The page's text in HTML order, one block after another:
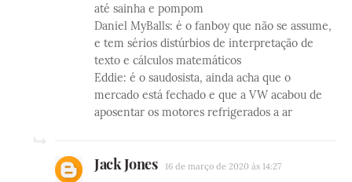
até sainha e pompom
Daniel MyBalls: é o fanboy que não se assume,
e tem sérios distúrbios de interpretação de
texto e cálculos matemáticos
Eddie: é o saudosista, ainda acha que o
mercado está fechado e que a VW acabou de
aposentar os motores refrigerados a ar
Jack Jones 16 de março de 2020 às 14:27